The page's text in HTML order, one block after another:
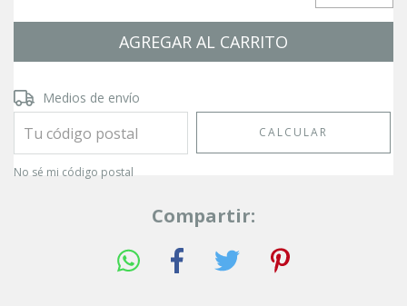
Entregas para el CP:
Medios de envío
CALCULAR
No sé mi código postal
Compartir: